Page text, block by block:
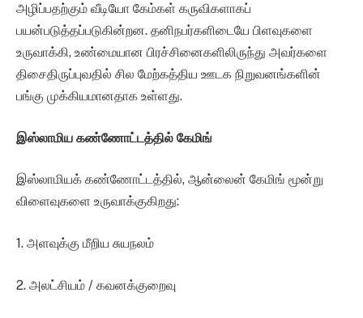
அழிப்பதற்கும் வீடியோ கேம்கள் கருவிகளாகப்
பயன்படுத்தப்படுகின்றன. தனிநபர்களிடையே பிளவுகளை
உருவாக்கி, உண்மையான பிரச்சினைகளிலிருந்து அவர்களை
திசைதிருப்புவதில் சில மேற்கத்திய ஊடக நிறுவனங்களின்
பங்கு முக்கியமானதாக உள்ளது.
இஸ்லாமிய கண்ணோட்டத்தில் கேமிங்
இஸ்லாமியக் கண்ணோட்டத்தில், ஆன்லைன் கேமிங் மூன்று
விளைவுகளை உருவாக்குகிறது:
1. அளவுக்கு மீறிய சுயநலம்
2. அலட்சியம் / கவனக்குறைவு